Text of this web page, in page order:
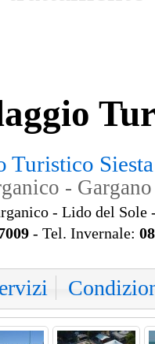
Turistico
-
- Lido del Sole
- Tel. Invernale: